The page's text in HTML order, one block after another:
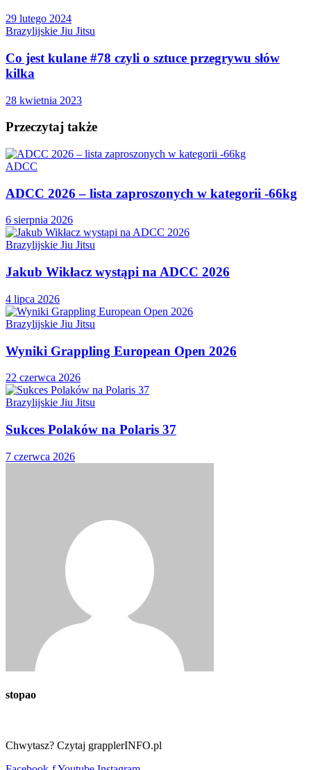
29 lutego 2024
Brazylijskie Jiu Jitsu
Co jest kulane #78 czyli o sztuce przegrywu słów
kilka
28 kwietnia 2023
Przeczytaj także
ADCC
ADCC 2026 – lista zaproszonych w kategorii -66kg
6 sierpnia 2026
Brazylijskie Jiu Jitsu
Jakub Wikłacz wystąpi na ADCC 2026
4 lipca 2026
Brazylijskie Jiu Jitsu
Wyniki Grappling European Open 2026
22 czerwca 2026
Brazylijskie Jiu Jitsu
Sukces Polaków na Polaris 37
7 czerwca 2026
stopao
Chwytasz? Czytaj grapplerINFO.pl